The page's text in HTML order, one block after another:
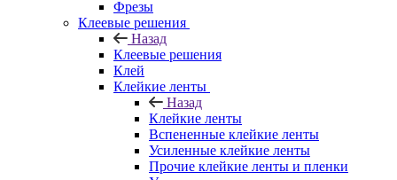
Фрезы
Клеевые решения
Назад
Клеевые решения
Клей
Клейкие ленты
Назад
Клейкие ленты
Вспененные клейкие ленты
Усиленные клейкие ленты
Прочие клейкие ленты и пленки